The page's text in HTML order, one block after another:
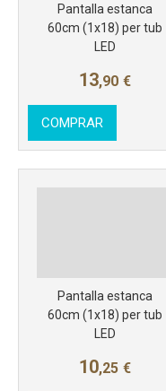
Pantalla estanca
60cm (1x18) per tub
LED
13,90 €
COMPRAR
Pantalla estanca
60cm (1x18) per tub
LED
10,25 €